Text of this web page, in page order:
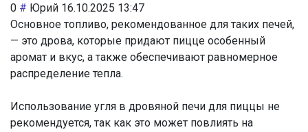
0 # Юрий 16.10.2025 13:47
Основное топливо, рекомендованное для таких печей,
— это дрова, которые придают пицце особенный
аромат и вкус, а также обеспечивают равномерное
распределение тепла.
Использование угля в дровяной печи для пиццы не
рекомендуется, так как это может повлиять на